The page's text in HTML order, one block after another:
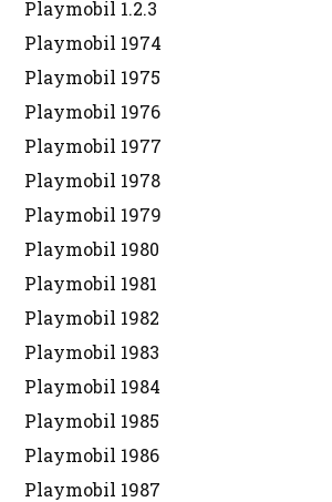
Playmobil 1.2.3
Playmobil 1974
Playmobil 1975
Playmobil 1976
Playmobil 1977
Playmobil 1978
Playmobil 1979
Playmobil 1980
Playmobil 1981
Playmobil 1982
Playmobil 1983
Playmobil 1984
Playmobil 1985
Playmobil 1986
Playmobil 1987